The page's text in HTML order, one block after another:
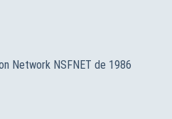
Network NSFNET de 1986